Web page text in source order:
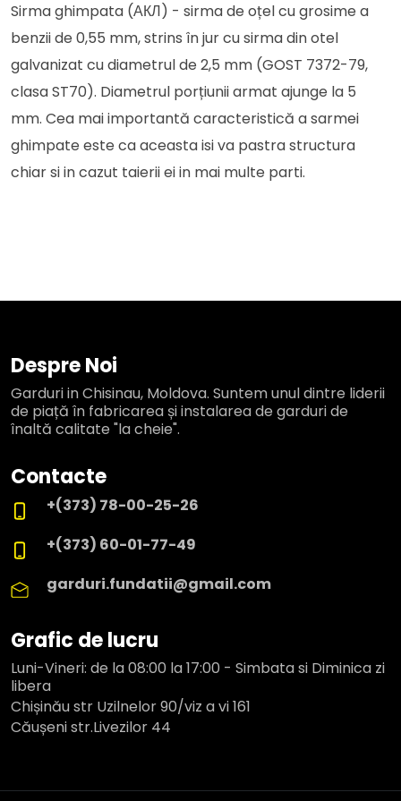
Sirma ghimpata (АКЛ) - sirma de oțel cu grosime a
benzii de 0,55 mm, strins în jur cu sirma din otel
galvanizat cu diametrul de 2,5 mm (GOST 7372-79,
clasa ST70). Diametrul porțiunii armat ajunge la 5
mm. Cea mai importantă caracteristică a sarmei
ghimpate este ca aceasta isi va pastra structura
chiar si in cazut taierii ei in mai multe parti.
Despre Noi
Garduri in Chisinau, Moldova. Suntem unul dintre liderii
de piață în fabricarea și instalarea de garduri de
înaltă calitate "la cheie".
Contacte
+(373) 78-00-25-26
+(373) 60-01-77-49
garduri.fundatii@gmail.com
Grafic de lucru
Luni-Vineri: de la 08:00 la 17:00 - Simbata si Diminica zi
libera
Chișinău str Uzilnelor 90/viz a vi 161
Căușeni str.Livezilor 44